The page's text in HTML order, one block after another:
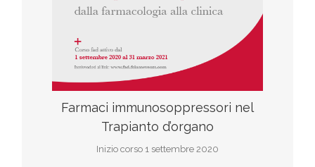
Farmaci immunosoppressori nel
Trapianto d’organo
Inizio corso 1 settembre 2020